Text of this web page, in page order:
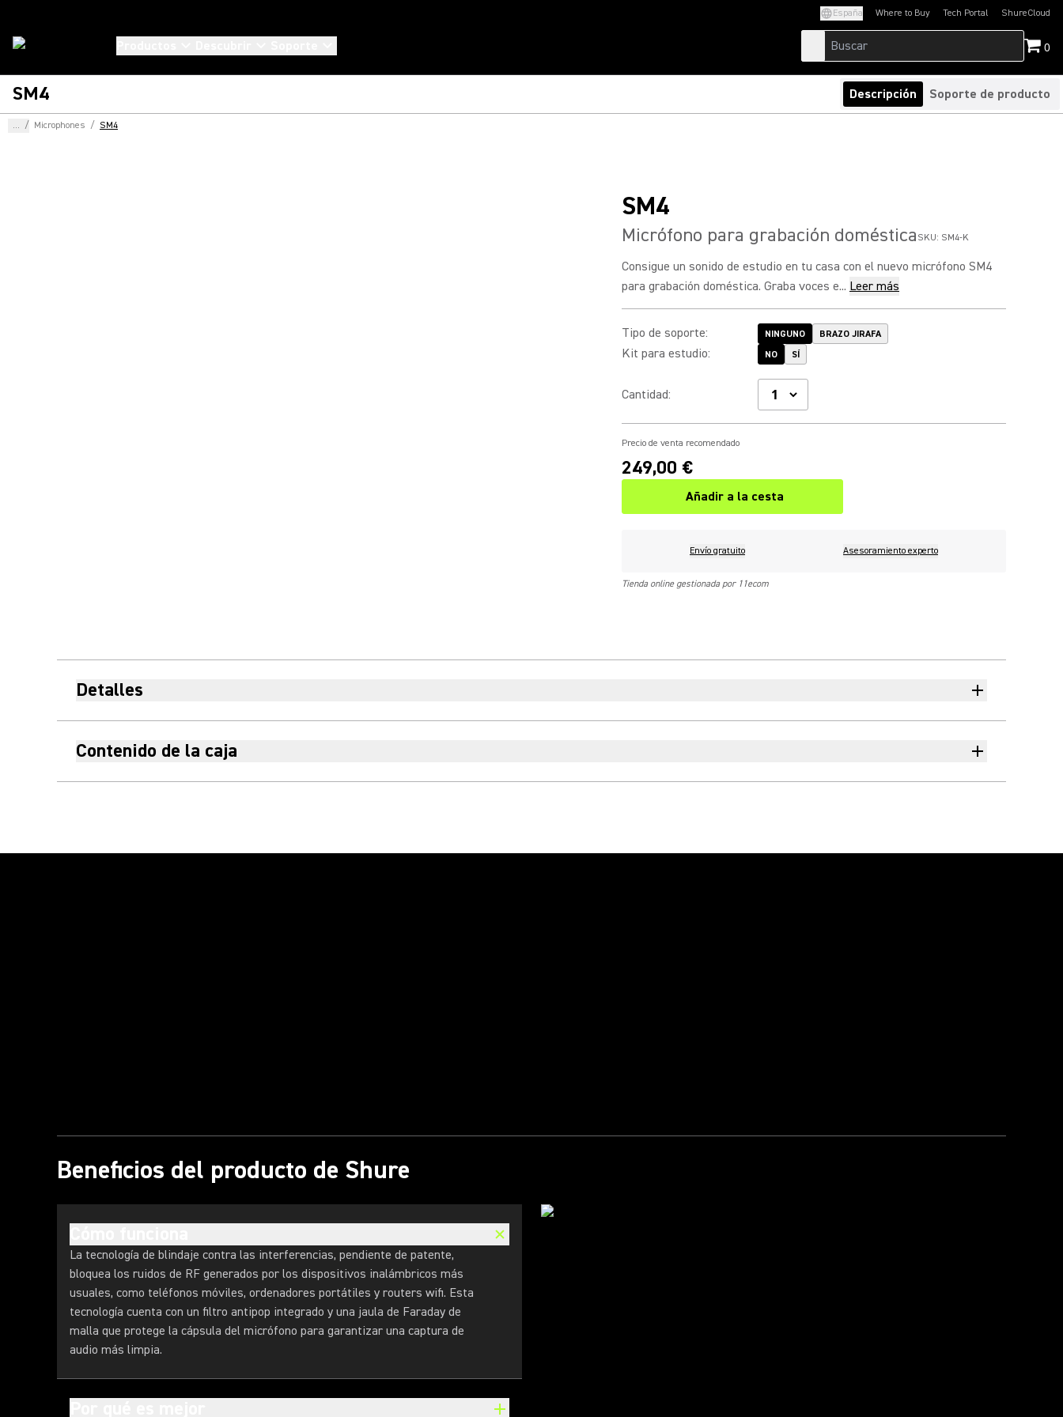
España Where to Buy Tech Portal
(Opens in a new tab)ShureCloud
(Opens in a new
0
SM4 Descripción Soporte de producto
... / Microphones / SM4
SM4
Micrófono para grabación doméstica SKU: SM4-K
Consigue un sonido de estudio en tu casa con el nuevo micrófono SM4
para grabación doméstica. Graba voces e... Leer más
Tipo de soporte: NINGUNO BRAZO JIRAFA
Kit para estudio: NO SÍ
Cantidad:
Precio de venta recomendado
249,00 €
Añadir a la cesta
Envío gratuito Asesoramiento experto
Tienda online gestionada por 11ecom
Detalles
Contenido de la caja
Beneficios del producto de Shure
La tecnología de blindaje contra las interferencias, pendiente de patente,
bloquea los ruidos de RF generados por los dispositivos inalámbricos más
usuales, como teléfonos móviles, ordenadores portátiles y routers wifi. Esta
tecnología cuenta con un filtro antipop integrado y una jaula de Faraday de
malla que protege la cápsula del micrófono para garantizar una captura de
audio más limpia.